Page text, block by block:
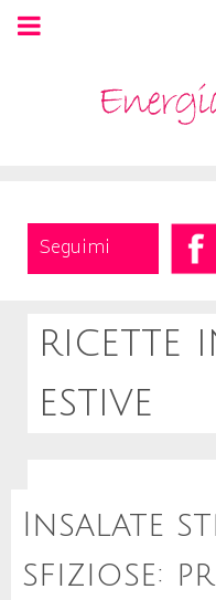
Seguimi
ricette
estive
Insalate
sfiziose: